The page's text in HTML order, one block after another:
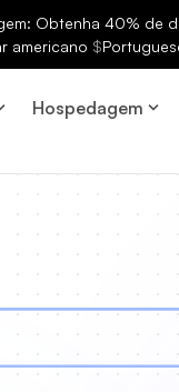
Obtenha 40%
americano $
Hospedagem